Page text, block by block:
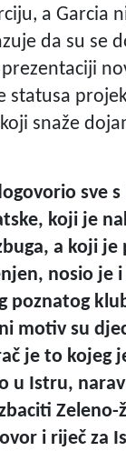
a Garcia
da su se
statusa
snaže
sve
koji je
a koji
nosio je
poznatog
motiv su
je to kojeg
u Istru,
i riječ za